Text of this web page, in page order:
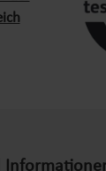
so
begeistern.
aus unserem